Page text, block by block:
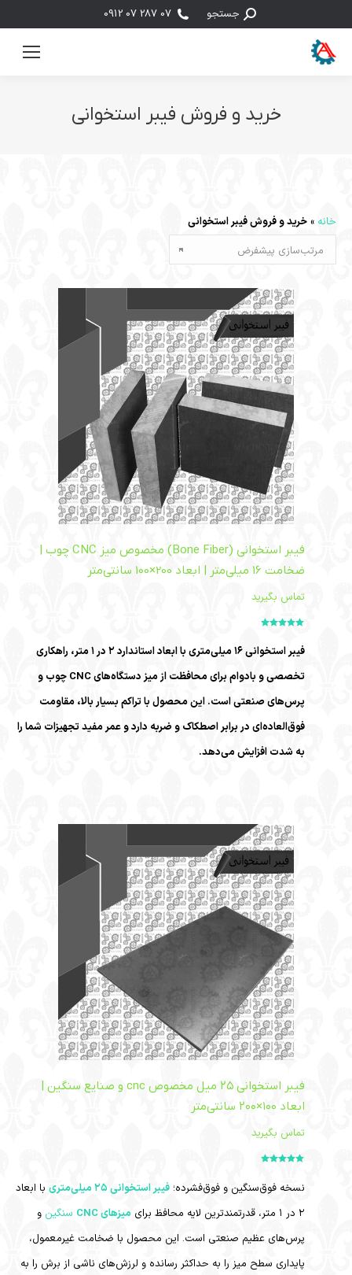
جستجو:جستجو 07 287 07 0912
خرید و فروش فیبر استخوانی
خانه » خرید و فروش فیبر استخوانی
فیبر استخوانی (Bone Fiber) مخصوص میز CNC چوب |
ضخامت 16 میلی‌متر | ابعاد 200×100 سانتی‌متر
تماس بگیرید
5
فیبر استخوانی ۱۶ میلی‌متری با ابعاد استاندارد ۲ در ۱ متر، راهکاری
تخصصی و بادوام برای محافظت از میز دستگاه‌های CNC چوب و
پرس‌های صنعتی است. این محصول با تراکم بسیار بالا، مقاومت
فوق‌العاده‌ای در برابر اصطکاک و ضربه دارد و عمر مفید تجهیزات شما را
به شدت افزایش می‌دهد.
فیبر استخوانی ۲۵ میل مخصوص cnc و صنایع سنگین |
ابعاد ۱۰۰×۲۰۰ سانتی‌متر
تماس بگیرید
نسخه فوق‌سنگین و فوق‌فشرده؛ فیبر استخوانی ۲۵ میلی‌متری
با ابعاد
۲ در ۱ متر، قدرتمندترین لایه محافظ برای
میزهای CNC سنگین و
پرس‌های عظیم صنعتی است. این محصول با ضخامت غیرمعمول،
پایداری سطح میز را به حداکثر رسانده و لرزش‌های ناشی از برش را به